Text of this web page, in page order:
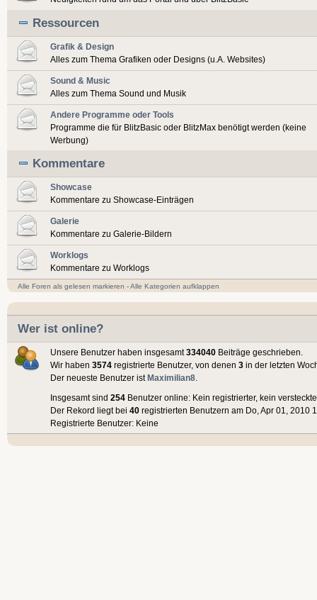
Ressourcen
Grafik & Design
Alles zum Thema Grafiken oder Designs (u.A. Websites)
Sound & Music
Alles zum Thema Sound und Musik
Andere Programme oder Tools
Programme die für BlitzBasic oder BlitzMax benötigt werden (keine
Werbung)
Kommentare
Showcase
Kommentare zu Showcase-Einträgen
Galerie
Kommentare zu Galerie-Bildern
Worklogs
Kommentare zu Worklogs
Alle Foren als gelesen markieren -Alle Kategorien aufklappen
Wer ist online?
Unsere Benutzer haben insgesamt334040 Beiträge geschrieben.
Wir haben 3574 registrierte Benutzer, von denen 3 in der letzten
Der neueste Benutzer istMaximilian8
Insgesamt sind 254 Benutzer online: Kein registrierter, kein
Der Rekord liegt bei 40 registrierten Benutzern am Do, Apr 01, 2010
Registrierte Benutzer: Keine